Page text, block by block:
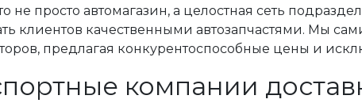
не просто автомагазин, а целостная сеть
клиентов качественными автозапчастями. Мы
предлагая конкурентоспособные цены и
компании